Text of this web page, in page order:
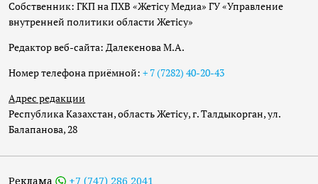
Собственник: ГКП на ПХВ «Жетісу Медиа» ГУ «Управление
внутренней политики области Жетісу»
Редактор веб-сайта: Далекенова М.А.
Номер телефона приёмной: + 7 (7282) 40-20-43
Адрес редакции
Республика Казахстан, область Жетісу, г. Талдыкорган, ул.
Балапанова, 28
Реклама +7 (747) 286 2041